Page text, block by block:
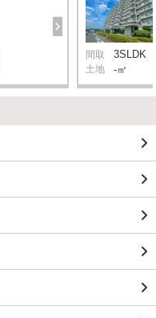
間取 3SLDK
土地 -㎡